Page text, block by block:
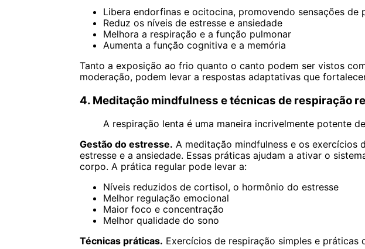
Libera endorfinas e ocitocina, promovendo sensações de
Reduz os níveis de estresse e ansiedade
Melhora a respiração e a função pulmonar
Aumenta a função cognitiva e a memória
Tanto a exposição ao frio quanto o canto podem ser vistos
moderação, podem levar a respostas adaptativas que
4. Meditação mindfulness e técnicas de respiração
A respiração lenta é uma maneira incrivelmente potente
Gestão do estresse. A meditação mindfulness e os exercícios
estresse e a ansiedade. Essas práticas ajudam a ativar o
corpo. A prática regular pode levar a:
Níveis reduzidos de cortisol, o hormônio do estresse
Melhor regulação emocional
Maior foco e concentração
Melhor qualidade do sono
Técnicas práticas. Exercícios de respiração simples e